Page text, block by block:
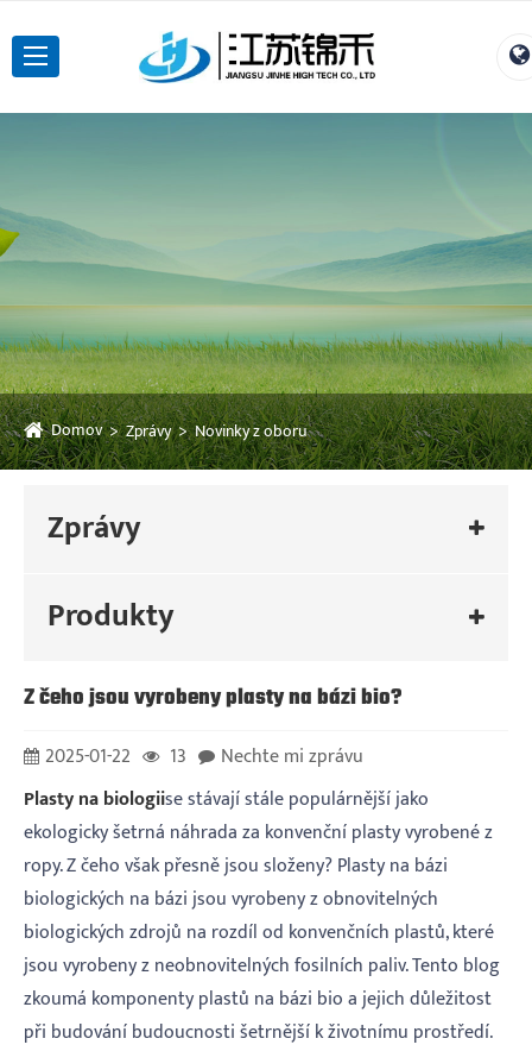
Domov Zprávy Novinky z oboru
Zprávy
Produkty
Z čeho jsou vyrobeny plasty na bázi bio?
2025-01-22 13
Nechte mi zprávu
Plasty na biologiise stávají stále populárnější jako
ekologicky šetrná náhrada za konvenční plasty vyrobené z
ropy. Z čeho však přesně jsou složeny? Plasty na bázi
biologických na bázi jsou vyrobeny z obnovitelných
biologických zdrojů na rozdíl od konvenčních plastů, které
jsou vyrobeny z neobnovitelných fosilních paliv. Tento blog
zkoumá komponenty plastů na bázi bio a jejich důležitost
při budování budoucnosti šetrnější k životnímu prostředí.